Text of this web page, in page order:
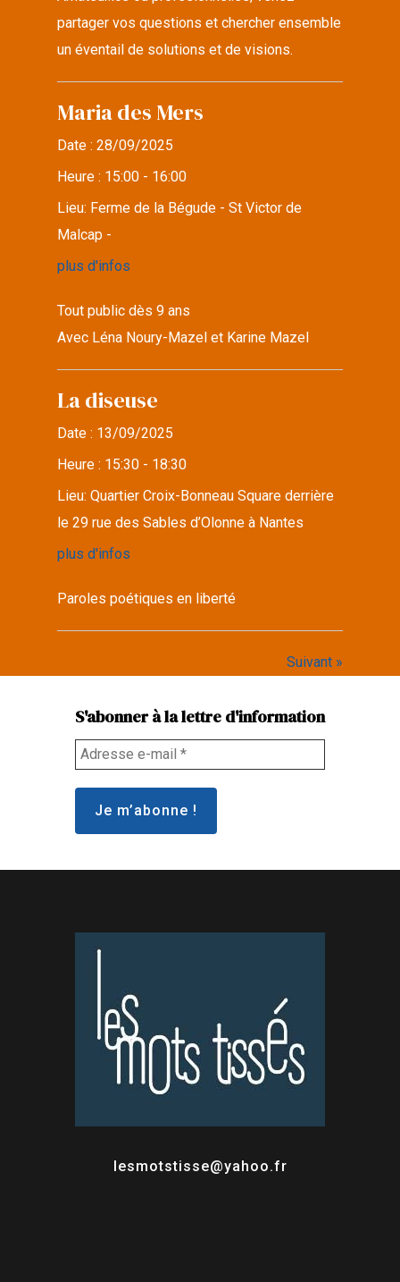
partager vos questions et chercher ensemble
un éventail de solutions et de visions.
Maria des Mers
Date :28/09/2025
Heure : 15:00 - 16:00
Lieu: Ferme de la Bégude - St Victor de
Malcap -
plus d'infos
Tout public dès 9 ans
Avec Léna Noury-Mazel et Karine Mazel
La diseuse
Date : 13/09/2025
Heure : 15:30 - 18:30
Lieu:Quartier Croix-Bonneau Square derrière
le 29 rue des Sables d’Olonne à Nantes
plus d'infos
Paroles poétiques en liberté
Suivant »
S'abonner à la lettre d'information
lesmotstisse@yahoo.fr